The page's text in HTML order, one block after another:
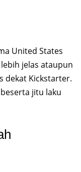
United States
jelas ataupun
dekat Kickstarter.
jitu laku